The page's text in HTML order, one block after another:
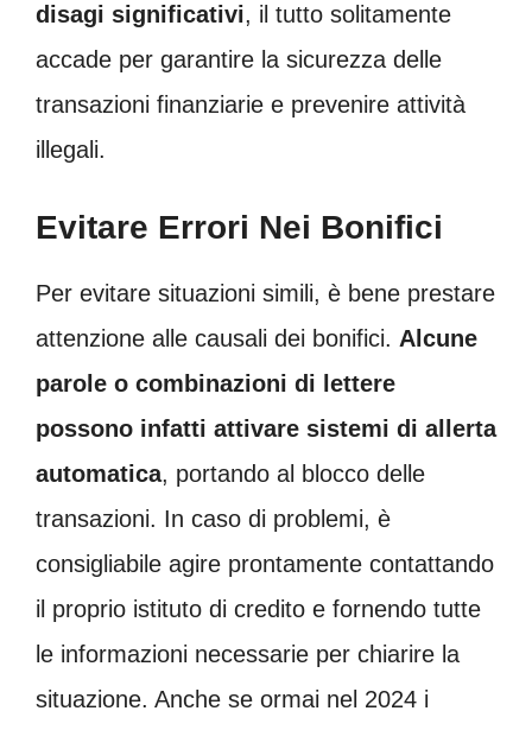
disagi significativi, il tutto solitamente
accade per garantire la sicurezza delle
transazioni finanziarie e prevenire attività
illegali.
Evitare Errori Nei Bonifici
Per evitare situazioni simili, è bene prestare
attenzione alle causali dei bonifici. Alcune
parole o combinazioni di lettere
possono infatti attivare sistemi di allerta
automatica, portando al blocco delle
transazioni. In caso di problemi, è
consigliabile agire prontamente contattando
il proprio istituto di credito e fornendo tutte
le informazioni necessarie per chiarire la
situazione. Anche se ormai nel 2024 i